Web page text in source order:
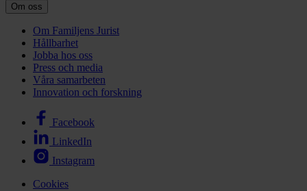
Om oss
Om Familjens Jurist
Hållbarhet
Jobba hos oss
Press och media
Våra samarbeten
Innovation och forskning
Facebook
LinkedIn
Instagram
Cookies